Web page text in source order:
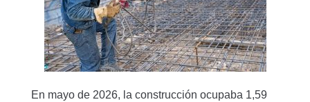
En mayo de 2026, la construcción ocupaba 1,59